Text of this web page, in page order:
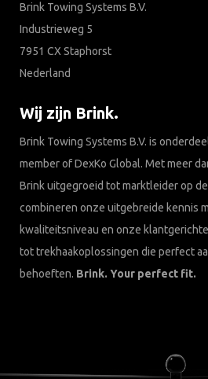
Brink Towing Systems B.V.
Industrieweg 5
7951 CX Staphorst
Nederland
Wij zijn Brink.
Brink Towing Systems B.V. is
member of DexKo Global. Met meer
Brink uitgegroeid tot marktleider op
combineren onze uitgebreide kennis
kwaliteitsniveau en onze
tot trekhaakoplossingen die perfect
behoeften. Brink. Your perfect fit.